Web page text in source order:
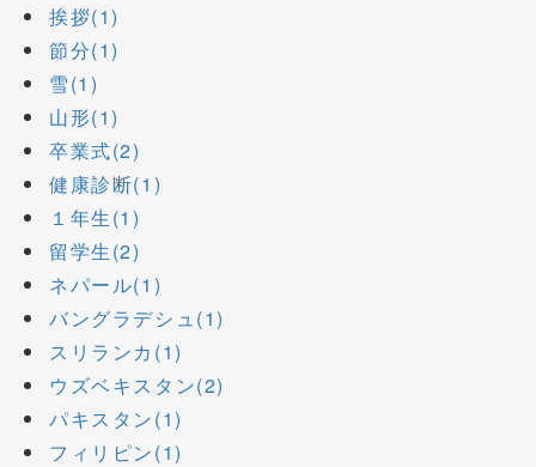
挨拶(1)
節分(1)
雪(1)
山形(1)
卒業式(2)
健康診断(1)
１年生(1)
留学生(2)
ネパール(1)
バングラデシュ(1)
スリランカ(1)
ウズベキスタン(2)
パキスタン(1)
フィリピン(1)